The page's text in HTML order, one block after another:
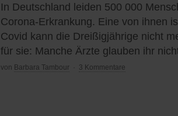
In Deutschland leiden 500 000
Corona-Erkrankung. Eine von ihnen
Covid kann die Dreißigjährige nicht
für sie: Manche Ärzte glauben ihr
von Barbara Tambour 3 Kommentare